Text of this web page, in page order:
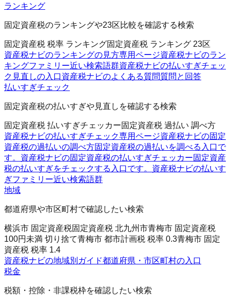
ランキング
固定資産税のランキングや23区比較を確認する検索
固定資産税 税率 ランキング固定資産税 ランキング 23区
資産税ナビのランキングの見方専用ページ資産税ナビのラン
キングファミリー近い検索語群資産税ナビの払いすぎチェッ
ク 見直しの入口資産税ナビのよくある質問質問と回答
払いすぎチェック
固定資産税の払いすぎや見直しを確認する検索
固定資産税 払いすぎチェッカー固定資産税 過払い 調べ方
資産税ナビの払いすぎチェック専用ページ資産税ナビの固定
資産税の過払いの調べ方固定資産税の過払いを調べる入口で
す。 資産税ナビの固定資産税の払いすぎチェッカー固定資産
税の払いすぎをチェックする入口です。 資産税ナビの払いす
ぎファミリー近い検索語群
地域
都道府県や市区町村で確認したい検索
横浜市 固定資産税固定資産税 北九州市青梅市 固定資産税
100円未満 切り捨て青梅市 都市計画税 税率 0.3青梅市 固定
資産税 税率 1.4
資産税ナビの地域別ガイド都道府県・市区町村の入口
税金
税額・控除・非課税枠を確認したい検索